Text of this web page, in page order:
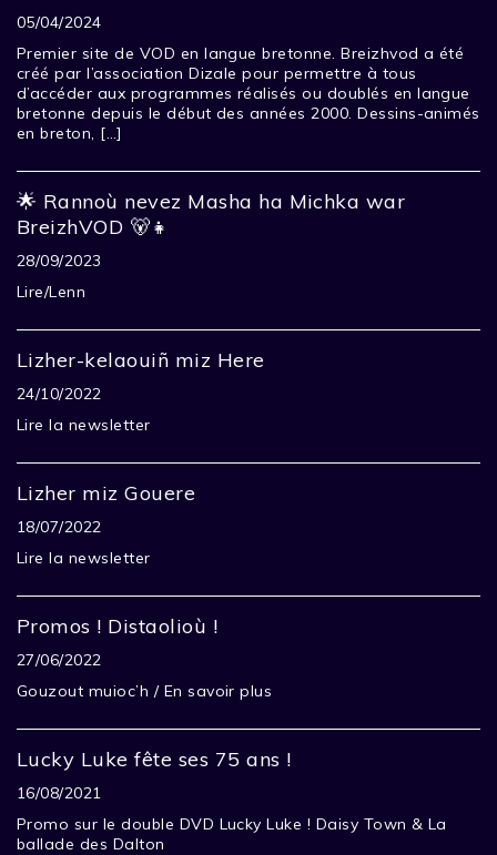
05/04/2024
Premier site de VOD en langue bretonne. Breizhvod a été
créé par l’association Dizale pour permettre à tous
d’accéder aux programmes réalisés ou doublés en langue
bretonne depuis le début des années 2000. Dessins-animés
en breton, […]
🌟 Rannoù nevez Masha ha Michka war
BreizhVOD 🐻👧
28/09/2023
Lire/Lenn
Lizher-kelaouiñ miz Here
24/10/2022
Lire la newsletter
Lizher miz Gouere
18/07/2022
Lire la newsletter
Promos ! Distaolioù !
27/06/2022
Gouzout muioc’h / En savoir plus
Lucky Luke fête ses 75 ans !
16/08/2021
Promo sur le double DVD Lucky Luke ! Daisy Town & La
ballade des Dalton